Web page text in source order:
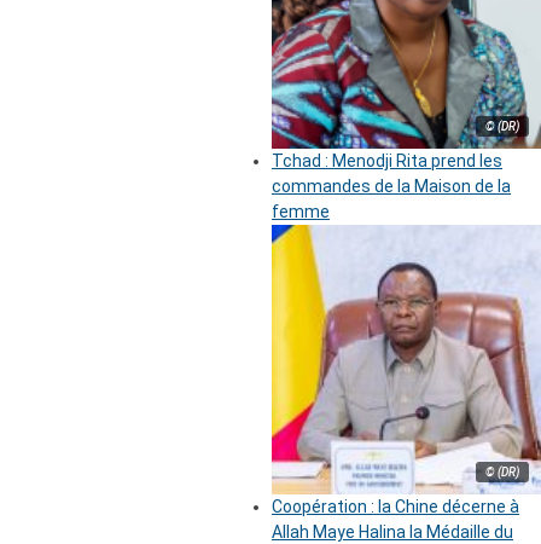
© (DR)
Tchad : Menodji Rita prend les
commandes de la Maison de la
femme
© (DR)
Coopération : la Chine décerne à
Allah Maye Halina la Médaille du